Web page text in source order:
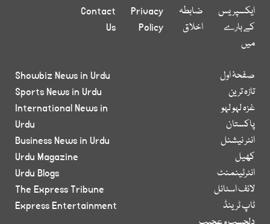
ایکسپریس
کے بارے
میں
ضابطہ
اخلاق
Privacy
Policy
Contact
Us
صفحۂ اول
تازہ ترین
غزہ لہو لہو
پاکستان
انٹر نیشنل
کھیل
انٹرٹینمنٹ
لائف اسٹائل
ٹاپ ٹرینڈ
Showbiz News in Urdu
Sports News in Urdu
International News in
Urdu
Business News in Urdu
Urdu Magazine
Urdu Blogs
The Express Tribune
Express Entertainment